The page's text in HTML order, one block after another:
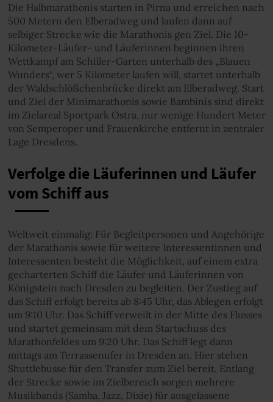
Die Halbmarathonis starten in Pirna und erreichen nach
500 Metern den Elberadweg und laufen dann auf
selbiger Strecke wie die Marathonis gen Ziel. Die 10-
Kilometer-Läufer- und Läuferinnen beginnen ihren
Wettkampf am Schiller-Garten unterhalb des „Blauen
Wunders“, wer 5 Kilometer laufen will, startet unterhalb
der Waldschlößchenbrücke direkt am Elberadweg. Start
und Ziel der Minimarathonis sowie Bambinis sind direkt
im Zielareal Sportpark Ostra, nur wenige Hundert Meter
von Semperoper und Frauenkirche entfernt in zentraler
Lage Dresdens.
Verfolge die Läuferinnen und Läufer
vom Schiff aus
Weltweit einmalig: Für Begleitpersonen und Angehörige
der Marathonis sowie für weitere Interessentinnen und
Interessenten besteht die Möglichkeit, auf einem extra
gecharterten Schiff die Läufer und Läuferinnen von
Königstein nach Dresden zu begleiten. Der Zustieg auf
das Schiff erfolgt bereits ab 8:45 Uhr, das Ablegen erfolgt
um 9:10 Uhr. Das Schiff verweilt in der Mitte des Flusses
und startet gemeinsam mit dem Startschuss des
Marathonfeldes um 9:20 Uhr. Das Schiff legt dann
mittags am Terrassenufer in Dresden an. Hier stehen
Shuttlebusse für den Transfer zum Ziel bereit. Entlang
der Strecke sowie im Zielbereich sorgen mehrere
Musikbands (Samba, Jazz, Dixie) für ausgelassene